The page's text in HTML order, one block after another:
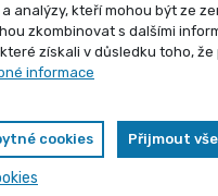
7 dnů
Závitová vložka
1039 uzavřená
analýzy, kteří mohou být ze
zkombinovat s dalšími
získali v důsledku toho,
informace
cookies Přijmout vše
Vybrané produkty nyní